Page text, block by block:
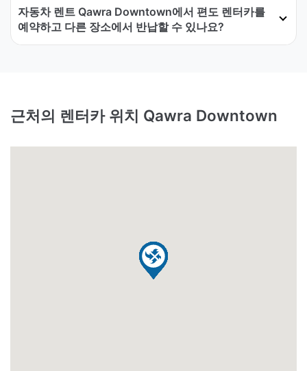
자동차 렌트 Qawra Downtown에서 편도 렌터카를
예약하고 다른 장소에서 반납할 수 있나요?
근처의 렌터카 위치 Qawra Downtown